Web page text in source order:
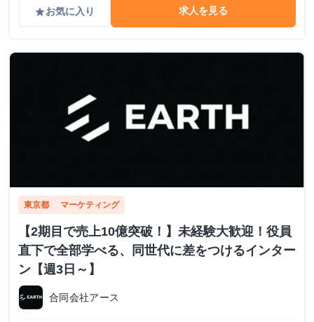
gradeお気に入り 求人を見る
東京都 マーケティング
【2期目で売上10億突破！】未経験大歓迎！役員
直下で全部学べる、同世代に差をつけるインター
ン【週3日～】
合同会社アース